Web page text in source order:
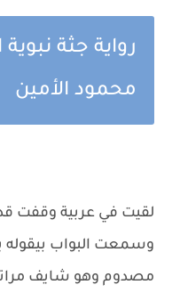
رواية جثة
محمود الأمين
لقيت في عربية وقفت
وسمعت البواب بيقوله
مصدوم وهو شايف